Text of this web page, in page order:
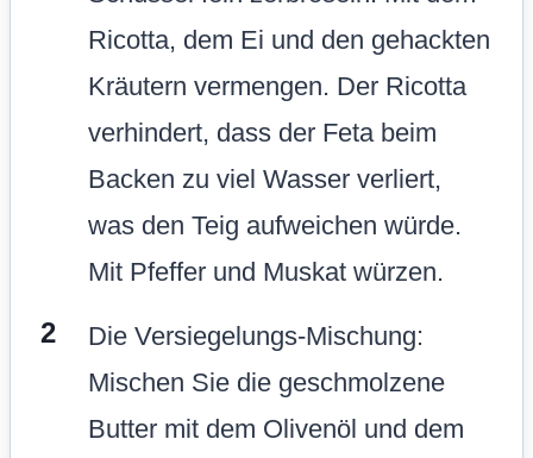
Ricotta, dem Ei und den gehackten
Kräutern vermengen. Der Ricotta
verhindert, dass der Feta beim
Backen zu viel Wasser verliert,
was den Teig aufweichen würde.
Mit Pfeffer und Muskat würzen.
Die Versiegelungs-Mischung:
Mischen Sie die geschmolzene
Butter mit dem Olivenöl und dem